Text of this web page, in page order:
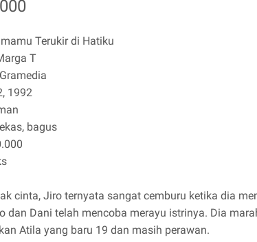
Terukir di Hatiku
T
1992
bagus
cinta, Jiro ternyata sangat cemburu ketika dia
dan Dani telah mencoba merayu istrinya. Dia
Atila yang baru 19 dan masih perawan.